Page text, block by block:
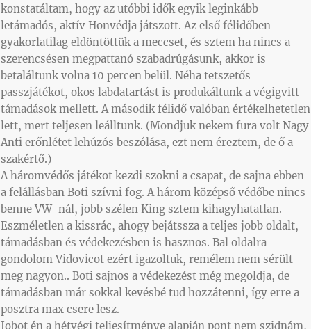
konstatáltam, hogy az utóbbi idők egyik leginkább
letámadós, aktív Honvédja játszott. Az első félidőben
gyakorlatilag eldöntöttük a meccset, és sztem ha nincs a
szerencsésen megpattanó szabadrúgásunk, akkor is
betaláltunk volna 10 percen belül. Néha tetszetős
passzjátékot, okos labdatartást is produkáltunk a végigvitt
támadások mellett. A második félidő valóban értékelhetetlen
lett, mert teljesen leálltunk. (Mondjuk nekem fura volt Nagy
Anti erőnlétet lehúzós beszólása, ezt nem éreztem, de ő a
szakértő.)
A háromvédős játékot kezdi szokni a csapat, de sajna ebben
a felállásban Boti szívni fog. A három középső védőbe nincs
benne VW-nál, jobb szélen King sztem kihagyhatatlan.
Eszméletlen a kissrác, ahogy bejátssza a teljes jobb oldalt,
támadásban és védekezésben is hasznos. Bal oldalra
gondolom Vidovicot ezért igazoltuk, remélem nem sérült
meg nagyon.. Boti sajnos a védekezést még megoldja, de
támadásban már sokkal kevésbé tud hozzátenni, így erre a
posztra max csere lesz.
Jobot én a hétvégi teljesítménye alapján pont nem szidnám,